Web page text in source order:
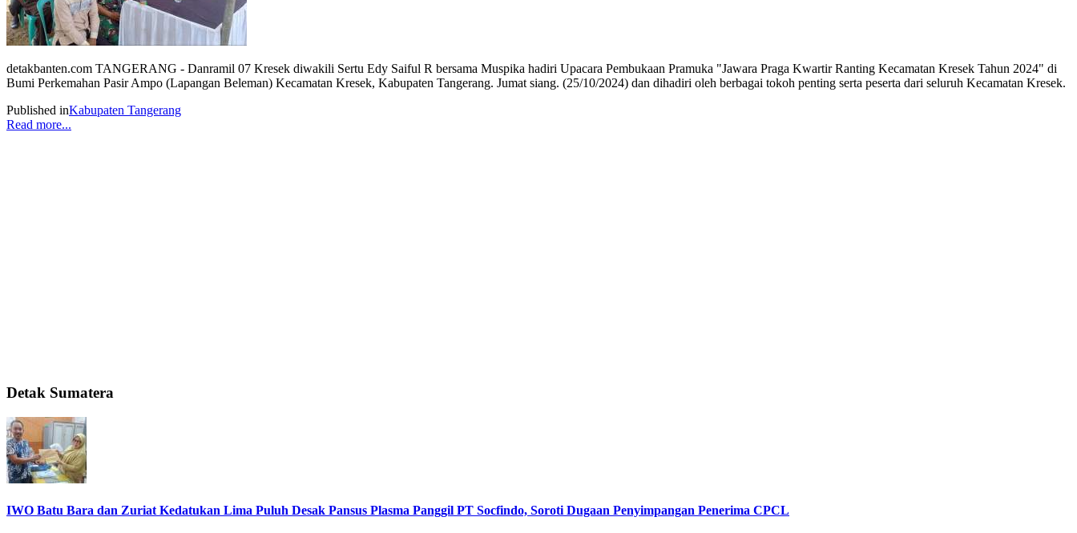
detakbanten.com TANGERANG - Danramil 07 Kresek diwakili Sertu Edy Saiful R bersama Muspika hadiri Upacara Pembukaan Pramuka "Jawara Praga Kwartir Ranting Kecamatan Kresek Tahun 2024" di
Bumi Perkemahan Pasir Ampo (Lapangan Beleman) Kecamatan Kresek, Kabupaten Tangerang. Jumat siang. (25/10/2024) dan dihadiri oleh berbagai tokoh penting serta peserta dari seluruh Kecamatan Kresek.
Published inKabupaten Tangerang
Read more...
Detak Sumatera
IWO Batu Bara dan Zuriat Kedatukan Lima Puluh Desak Pansus Plasma Panggil PT Socfindo, Soroti Dugaan Penyimpangan Penerima CPCL